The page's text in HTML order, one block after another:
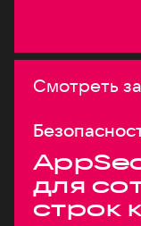
Смотреть
для
строк